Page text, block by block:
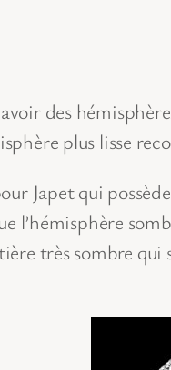
des
plus lisse
Japet qui
l’hémisphère
très sombre